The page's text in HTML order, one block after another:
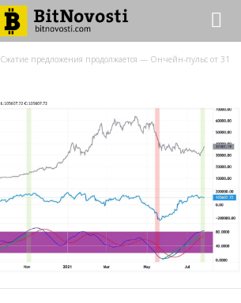
Сжатие предложения продолжается — Ончейн-пульс от 31